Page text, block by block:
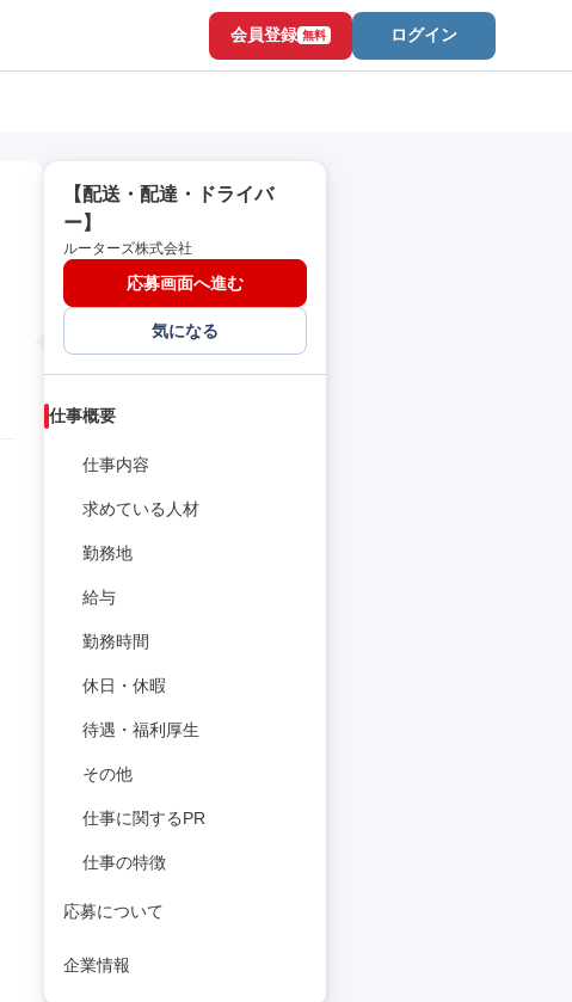
会員登録 無料 ログイン
【配送・配達・ドライバ
ー】
ルーターズ株式会社
応募画面へ進む
気になる
仕事概要
仕事内容
求めている人材
勤務地
給与
勤務時間
休日・休暇
待遇・福利厚生
その他
仕事に関するPR
仕事の特徴
応募について
企業情報